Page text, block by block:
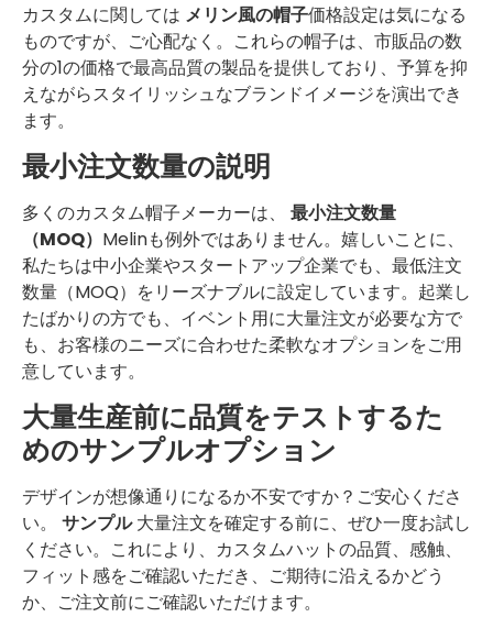
カスタムに関しては メリン風の帽子価格設定は気になる
ものですが、ご心配なく。これらの帽子は、市販品の数
分の1の価格で最高品質の製品を提供しており、予算を抑
えながらスタイリッシュなブランドイメージを演出でき
ます。
最小注文数量の説明
多くのカスタム帽子メーカーは、 最小注文数量
（MOQ） Melinも例外ではありません。嬉しいことに、
私たちは中小企業やスタートアップ企業でも、最低注文
数量（MOQ）をリーズナブルに設定しています。起業し
たばかりの方でも、イベント用に大量注文が必要な方で
も、お客様のニーズに合わせた柔軟なオプションをご用
意しています。
大量生産前に品質をテストするた
めのサンプルオプション
デザインが想像通りになるか不安ですか？ご安心くださ
い。 サンプル大量注文を確定する前に、ぜひ一度お試し
ください。これにより、カスタムハットの品質、感触、
フィット感をご確認いただき、ご期待に沿えるかどう
か、ご注文前にご確認いただけます。